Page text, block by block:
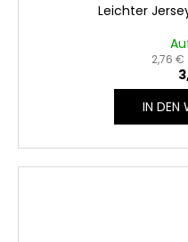
Leichter
2,76 €
IN DEN